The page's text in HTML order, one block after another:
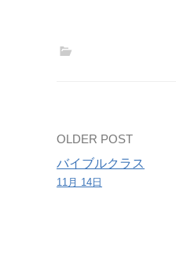
会
Post
navigation
OLDER POST
バイブルクラス
11月 14日